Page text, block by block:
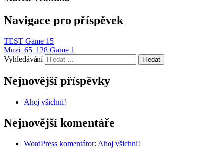
Navigace pro příspěvek
TEST Game 15
Muzi_65_128 Game 1
Vyhledávání
Nejnovější příspěvky
Ahoj všichni!
Nejnovější komentáře
WordPress komentátor: Ahoj všichni!